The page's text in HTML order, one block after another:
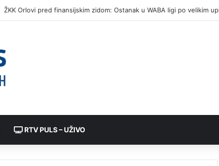
Detalji požara kod Banjaluke: Mrtav pijan palio vatru, pa napravio haos
RTV PULS – UŽIVO